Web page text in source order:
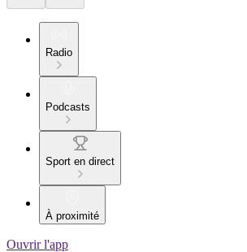
Radio
Podcasts
Sport en direct
À proximité
Ouvrir l'app